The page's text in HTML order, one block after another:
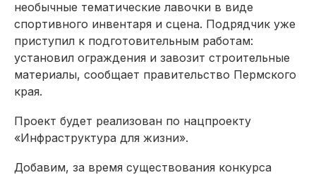
необычные тематические лавочки в виде
спортивного инвентаря и сцена. Подрядчик уже
приступил к подготовительным работам:
установил ограждения и завозит строительные
материалы, сообщает правительство Пермского
края.
Проект будет реализован по нацпроекту
«Инфраструктура для жизни».
Добавим, за время существования конкурса